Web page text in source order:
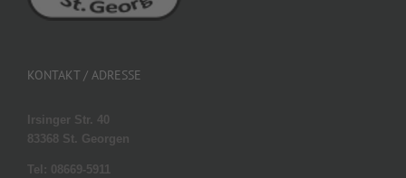
KONTAKT / ADRESSE
Irsinger Str. 40
83368 St. Georgen
Tel: 08669-5911